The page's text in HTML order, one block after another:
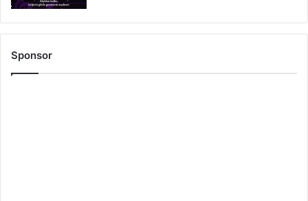
Sponsor